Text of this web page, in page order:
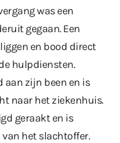
was een
gegaan. Een
en bood direct
hulpdiensten.
aan zijn been en is
naar het ziekenhuis.
geraakt en is
het slachtoffer.